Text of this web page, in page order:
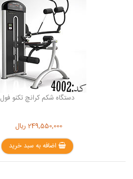
دستگاه شکم کرانچ تکنو فول
249,550,000 ریال
اضافه به سبد خرید